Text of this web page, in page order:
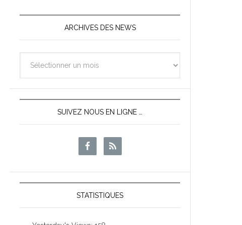
ARCHIVES DES NEWS
des
News
SUIVEZ NOUS EN LIGNE …
STATISTIQUES